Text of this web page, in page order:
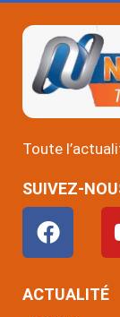
Toute
SUIVEZ-
F
a
c
e
ACTUALITÉ